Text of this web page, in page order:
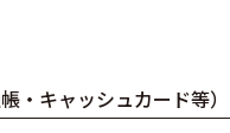
・キャッシュカード等